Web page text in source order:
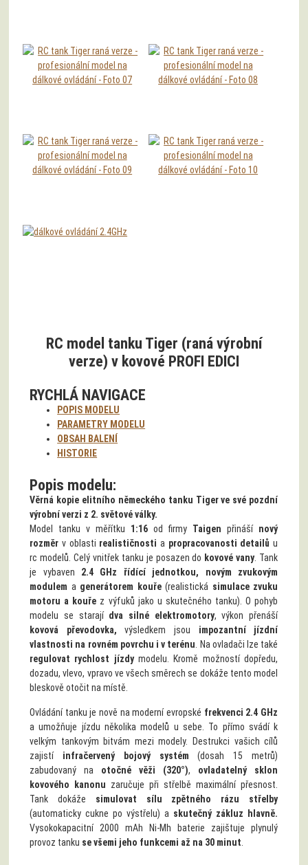
RC model tanku Tiger (raná výrobní
verze) v kovové PROFI EDICI
RYCHLÁ NAVIGACE
POPIS MODELU
PARAMETRY MODELU
OBSAH BALENÍ
HISTORIE
Popis modelu:
Věrná kopie elitního německého tanku Tiger ve své pozdní
výrobní verzi z 2. světové války.
Model tanku v měřítku 1:16od firmy Taigen přináší nový
rozměr v oblasti realističnosti a propracovanosti detailů u
rc modelů. Celý vnitřek tanku je posazen do kovové vany. Tank
je vybaven 2.4 GHz řídící jednotkou, novým zvukovým
modulem a generátorem kouře(realistická simulace zvuku
motoru a kouře z výfuků jako u skutečného tanku). O pohyb
modelu se starají dva silné elektromotory, výkon přenáší
kovová převodovka,výsledkem jsou impozantní jízdní
vlastnosti na rovném povrchu i v terénu . Na ovladači lze také
regulovat rychlost jízdymodelu. Kromě možností dopředu,
dozadu, vlevo, vpravo ve všech směrech se dokáže tento model
bleskově otočit na místě.
Ovládání tanku je nově na moderní evropské frekvenci 2.4 GHz
a umožňuje jízdu několika modelů u sebe. To přímo svádí k
velkým tankovým bitvám mezi modely. Destrukci vašich cílů
zajistí infračervený bojový systém(dosah 15 metrů)
zabudovaný na otočné věži (320°), ovladatelný sklon
kovového kanonu zaručuje při střelbě maximální přesnost.
Tank dokáže simulovat sílu zpětného rázu střelby
(automaticky cukne po výstřelu) a skutečný zákluz hlavně.
Vysokokapacitní 2000 mAh Ni-Mh baterie zajištuje plynulý
provoz tanku se všemi jeho funkcemi až na 30 minut